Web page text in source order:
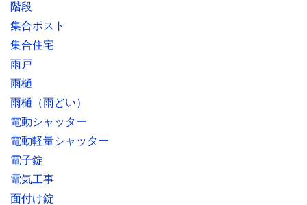
階段
集合ポスト
集合住宅
雨戸
雨樋
雨樋（雨どい）
電動シャッター
電動軽量シャッター
電子錠
電気工事
面付け錠